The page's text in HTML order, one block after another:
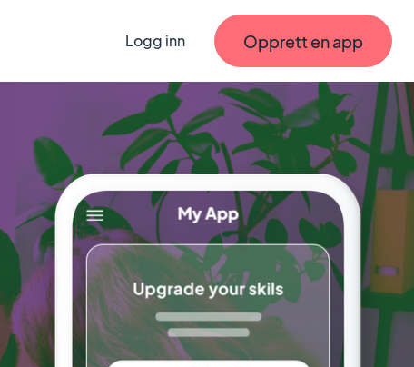
Logg inn Opprett en app